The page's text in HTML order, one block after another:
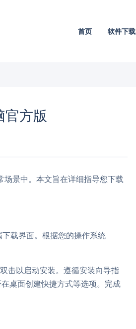
首页 软件下载
方版
景中。本文旨在详细指导您下载
载界面。根据您的操作系统
击以启动安装。遵循安装向导指
桌面创建快捷方式等选项。完成